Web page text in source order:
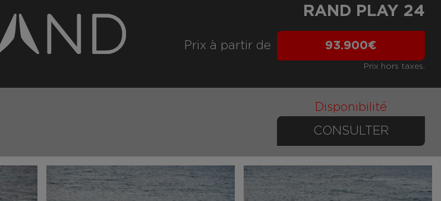
RAND PLAY 24
Prix ​​à partir de 93.900€
Prix hors taxes.
Disponibilité
CONSULTER